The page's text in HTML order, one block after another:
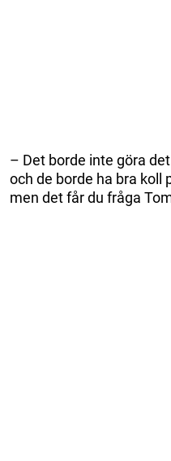
– Det borde inte göra
och de borde ha bra koll
men det får du fråga